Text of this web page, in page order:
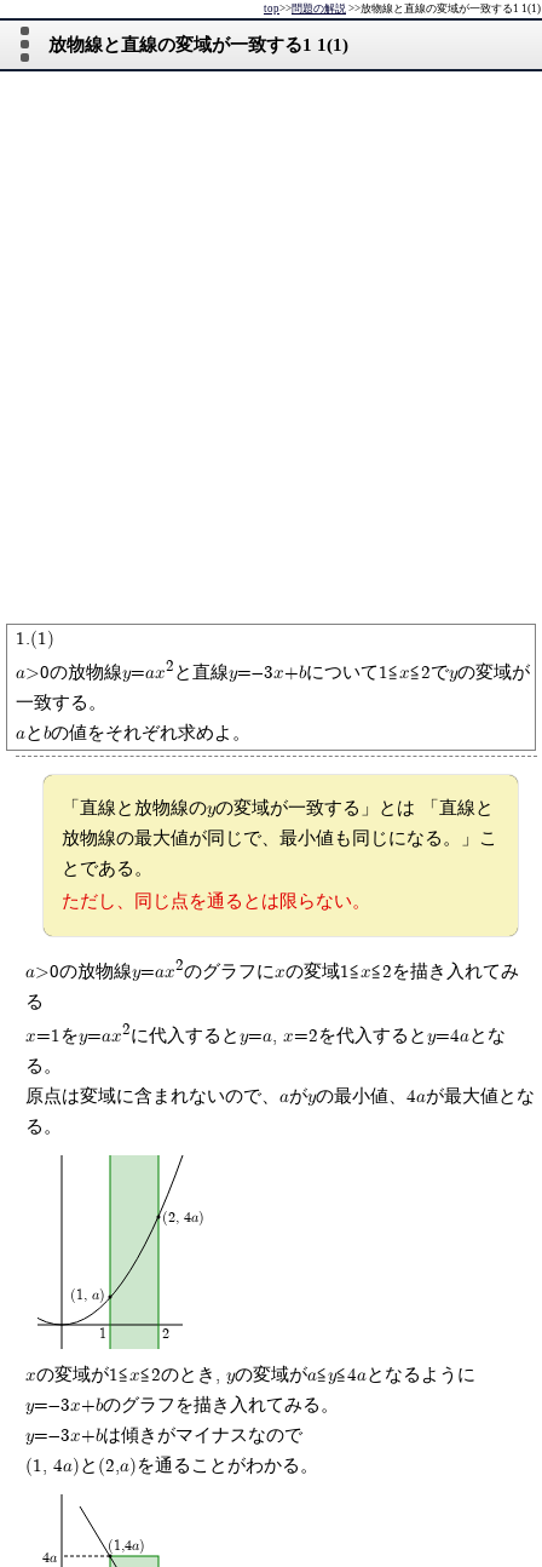
放物線と直線の変域が一致する1 1(1)
top>>問題の解説 >>放物線と直線の変域が一致する1 1(1)
1.(1)
a>0の放物線y=ax2 と直線y=-3x+bについて1≦x≦2でyの変域が
一致する。
aとbの値をそれぞれ求めよ。
「直線と放物線のyの変域が一致する」とは 「直線と
放物線の最大値が同じで、最小値も同じになる。」こ
とである。
ただし、同じ点を通るとは限らない。
a>0の放物線y=ax2のグラフにxの変域1≦x≦2を描き入れてみ
る
x=1をy=ax2に代入するとy=a, x=2を代入するとy=4aとな
る。
原点は変域に含まれないので、aがyの最小値、4aが最大値とな
る。
1 2
(1, a)
(2, 4a)
xの変域が1≦x≦2のとき, yの変域がa≦y≦4aとなるように
y=-3x+bのグラフを描き入れてみる。
y=-3x+bは傾きがマイナスなので
(1, 4a)と(2,a)を通ることがわかる。
(1,4a)
4a